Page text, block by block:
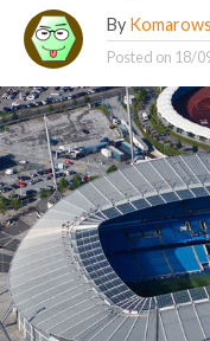
By
Posted on 18/